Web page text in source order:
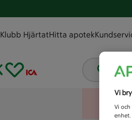
Klubb HjärtatHitta apotek
Vad
Vi
Vi och
enhet.